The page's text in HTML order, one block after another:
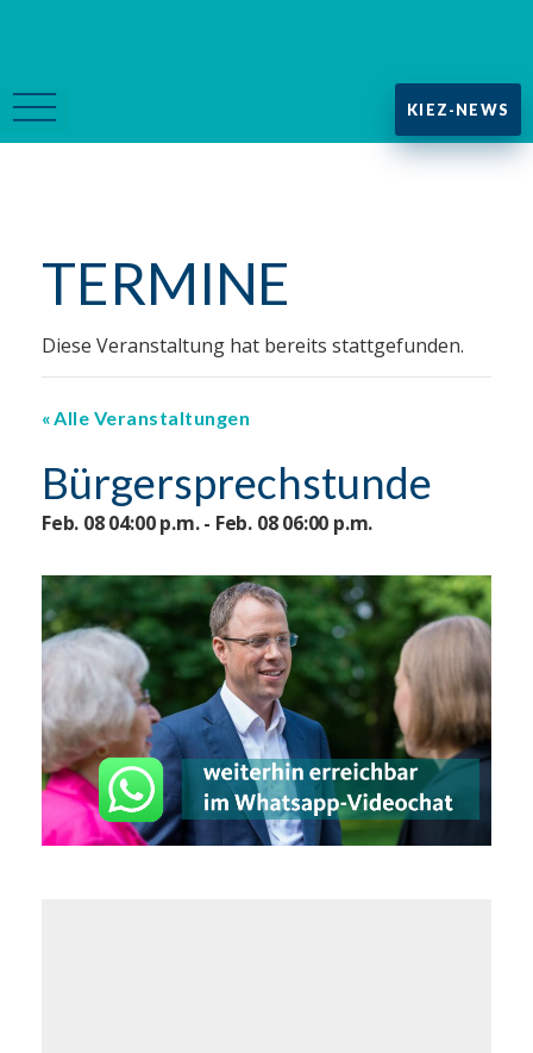
KIEZ-NEWS
TERMINE
Diese Veranstaltung hat bereits stattgefunden.
Alle Veranstaltungen
Bürgersprechstunde
Feb. 08 04:00 p.m. - Feb. 08 06:00 p.m.